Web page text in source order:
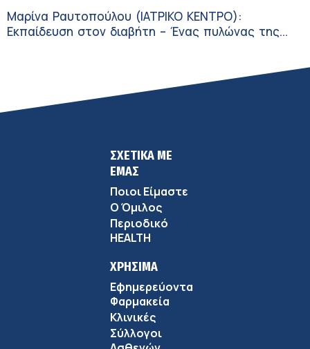
Μαρίνα Ραυτοπούλου (ΙΑΤΡΙΚΟ ΚΕΝΤΡΟ):
Εκπαίδευση στον διαβήτη – Ένας πυλώνας της
ΣΧΕΤΙΚΑ ΜΕ
ΕΜΑΣ
Ποιοι Είμαστε
Ο Όμιλος
Περιοδικό
HEALTH
ΧΡΗΣΙΜΑ
Εφημερεύοντα
Φαρμακεία
Κλινικές
Σύλλογοι